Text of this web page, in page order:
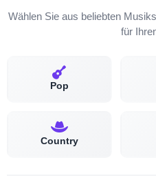
Wählen Sie aus beliebten
für
Pop
Country